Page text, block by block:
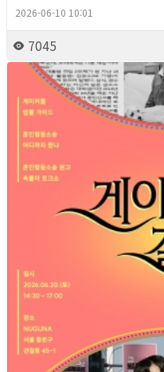
2026-06-10 10:01
7045